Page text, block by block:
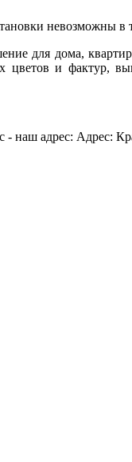
невозможны
для дома,
и фактур,
наш адрес: Адрес: